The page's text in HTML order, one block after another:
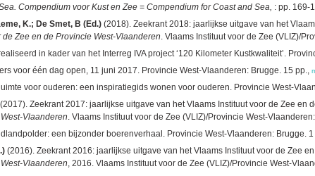
Compendium voor Kust en Zee = Compendium for Coast and Sea, : pp. 169-
K.; De Smet, B (Ed.) (2018). Zeekrant 2018: jaarlijkse uitgave van het
Zee en de Provincie West-Vlaanderen. Vlaams Instituut voor de Zee (VLIZ)/
in kader van het Interreg IVA project ‘120 Kilometer Kustkwaliteit’.
voor één dag open, 11 juni 2017. Provincie West-Vlaanderen: Brugge. 15 pp.,
voor ouderen: een inspiratiegids wonen voor ouderen. Provincie West-
(2017). Zeekrant 2017: jaarlijkse uitgave van het Vlaams Instituut voor de Zee en
Vlaanderen. Vlaams Instituut voor de Zee (VLIZ)/Provincie West-
een bijzonder boerenverhaal. Provincie West-Vlaanderen: Brugge.
(2016). Zeekrant 2016: jaarlijkse uitgave van het Vlaams Instituut voor de Zee
Vlaanderen, 2016. Vlaams Instituut voor de Zee (VLIZ)/Provincie West-